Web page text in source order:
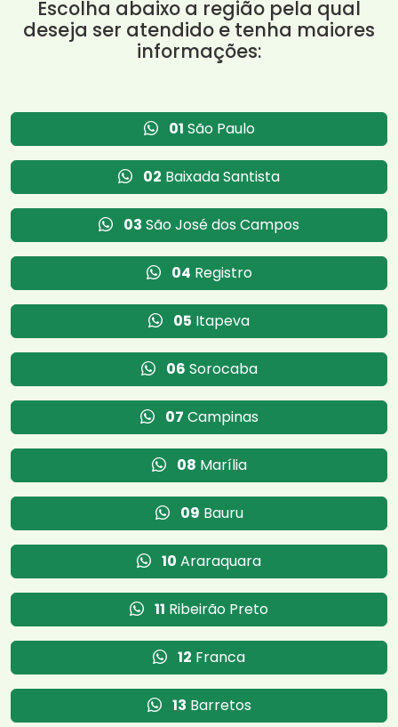
Escolha abaixo a região pela qual
deseja ser atendido e tenha maiores
informações:
01 São Paulo
02 Baixada Santista
03 São José dos Campos
04 Registro
05 Itapeva
06 Sorocaba
07 Campinas
08 Marília
09 Bauru
10 Araraquara
11 Ribeirão Preto
12 Franca
13 Barretos